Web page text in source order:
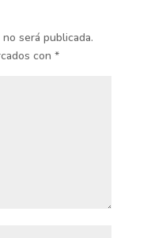
será publicada.
con *